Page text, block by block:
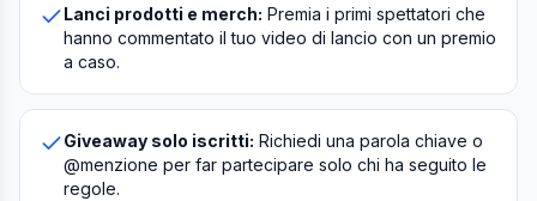
Lanci prodotti e merch: Premia i primi spettatori che
hanno commentato il tuo video di lancio con un premio
a caso.
Giveaway solo iscritti: Richiedi una parola chiave o
@menzione per far partecipare solo chi ha seguito le
regole.